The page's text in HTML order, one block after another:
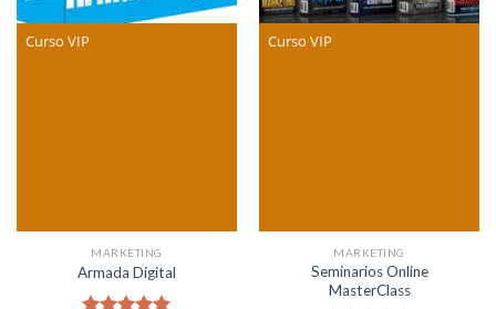
Curso VIP
MARKETING
Armada Digital
Curso VIP
MARKETING
Seminarios Online
MasterClass